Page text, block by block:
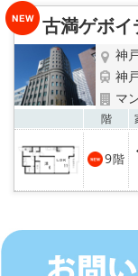
古満ゲボイ
神
神
マ
階
9階